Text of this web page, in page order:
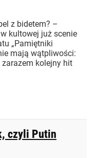
z bidetem? –
kultowej już scenie
„Pamiętniki
mają wątpliwości:
kolejny hit
czyli Putin